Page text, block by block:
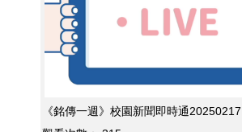
《銘傳一週》校園新聞即時通20250217